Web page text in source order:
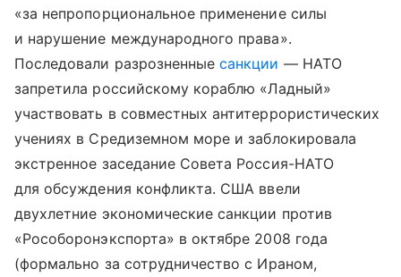
«за непропорциональное применение силы
и нарушение международного права».
Последовали разрозненныесанкции — НАТО
запретила российскому кораблю «Ладный»
участвовать в совместных антитеррористических
учениях в Средиземном море и заблокировала
экстренное заседание Совета Россия-НАТО
для обсуждения конфликта. США ввели
двухлетние экономические санкции против
«Рособоронэкспорта» в октябре 2008 года
(формально за сотрудничество с Ираном,